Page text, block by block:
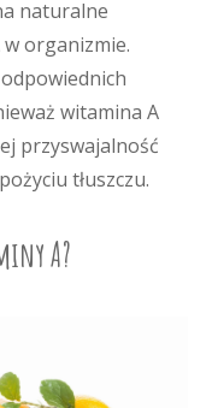
naturalne
organizmie.
witamina A
przyswajalność
tłuszczu.
A?